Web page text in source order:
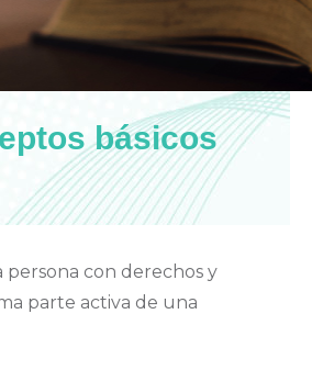
básicos
persona con derechos y
parte activa de una